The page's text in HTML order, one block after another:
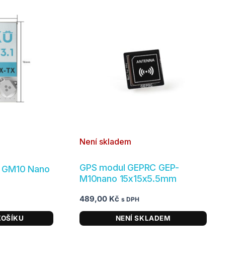
Nano
Není skladem
GPS modul GEPRC GEP-
M10nano 15x15x5.5mm
489,00 Kč s DPH
NENÍ SKLADEM